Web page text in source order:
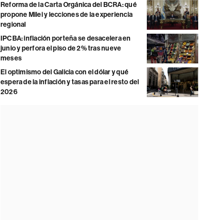
Reforma de la Carta Orgánica del BCRA: qué
propone Milei y lecciones de la experiencia
regional
IPCBA: inflación porteña se desacelera en
junio y perfora el piso de 2% tras nueve
meses
El optimismo del Galicia con el dólar y qué
espera de la inflación y tasas para el resto del
2026